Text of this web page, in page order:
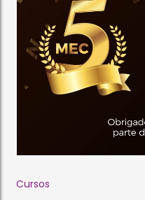
Cursos